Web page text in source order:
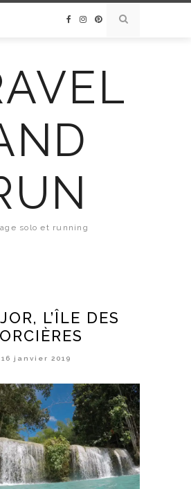
solo et running
L’ÎLE DES
16 janvier 2019